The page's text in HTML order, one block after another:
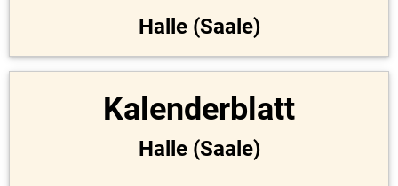
Halle (Saale)
Kalenderblatt
Halle (Saale)